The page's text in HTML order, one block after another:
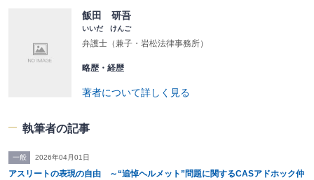
飯田 研吾
いいだ けんご
弁護士（兼子・岩松法律事務所）
略歴・経歴
著者について詳しく見る
執筆者の記事
一般 2026年04月01日
アスリートの表現の自由 ～“追悼ヘルメット”問題に関するCASアドホック仲